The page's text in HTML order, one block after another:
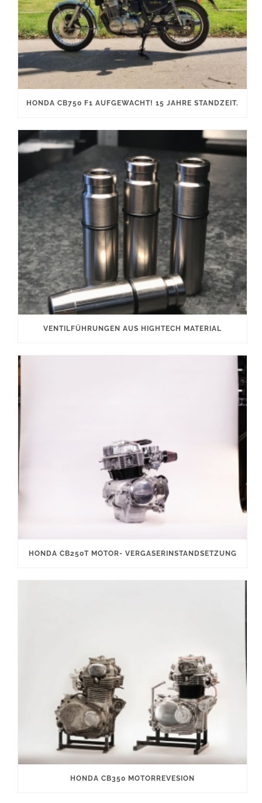
HONDA CB750 F1 AUFGEWACHT! 15 JAHRE STANDZEIT.
VENTILFÜHRUNGEN AUS HIGHTECH MATERIAL
HONDA CB250T MOTOR- VERGASERINSTANDSETZUNG
HONDA CB350 MOTORREVESION